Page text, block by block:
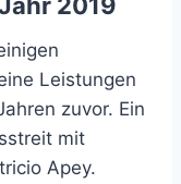
2019
Leistungen
zuvor. Ein
mit
Apey.